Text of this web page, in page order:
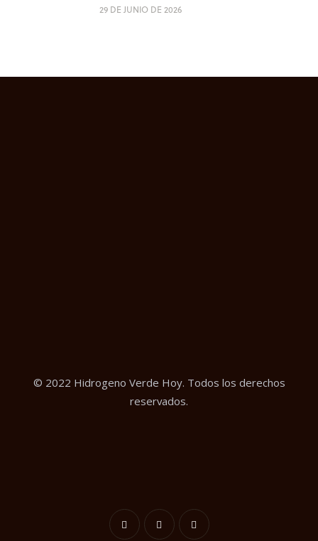
29 DE JUNIO DE 2026
© 2022 Hidrogeno Verde Hoy. Todos los derechos
reservados.